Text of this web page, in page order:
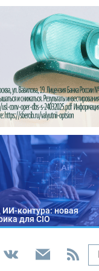
контура: новая
для CIO